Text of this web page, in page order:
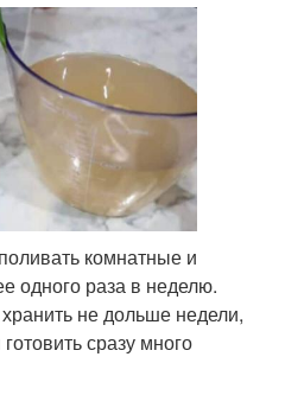
комнатные и
одного раза в неделю.
не дольше недели,
сразу много